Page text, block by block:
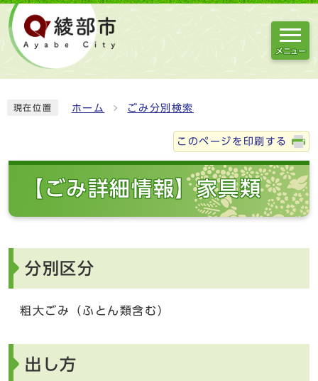
メニュー
現在位置 ホーム ごみ分別検索
このページを印刷する
【ごみ詳細情報】家具類
分別区分
粗大ごみ（ふとん類含む）
出し方